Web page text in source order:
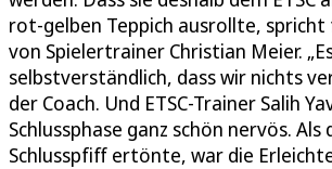
rot-gelben Teppich ausrollte, spricht
von Spielertrainer Christian Meier.
selbstverständlich, dass wir nichts
der Coach. Und ETSC-Trainer Salih
Schlussphase ganz schön nervös. Als
Schlusspfiff ertönte, war die